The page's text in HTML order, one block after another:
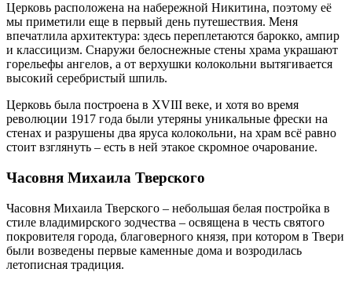
Церковь расположена на набережной Никитина, поэтому её
мы приметили еще в первый день путешествия. Меня
впечатлила архитектура: здесь переплетаются барокко, ампир
и классицизм. Снаружи белоснежные стены храма украшают
горельефы ангелов, а от верхушки колокольни вытягивается
высокий серебристый шпиль.
Церковь была построена в XVIII веке, и хотя во время
революции 1917 года были утеряны уникальные фрески на
стенах и разрушены два яруса колокольни, на храм всё равно
стоит взглянуть – есть в ней этакое скромное очарование.
Часовня Михаила Тверского
Часовня Михаила Тверского – небольшая белая постройка в
стиле владимирского зодчества – освящена в честь святого
покровителя города, благоверного князя, при котором в Твери
были возведены первые каменные дома и возродилась
летописная традиция.